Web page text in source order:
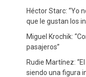
Héctor Starc: “Yo
que le gustan los
Miguel Krochik:
pasajeros”
Rudie Martínez:
siendo una figura